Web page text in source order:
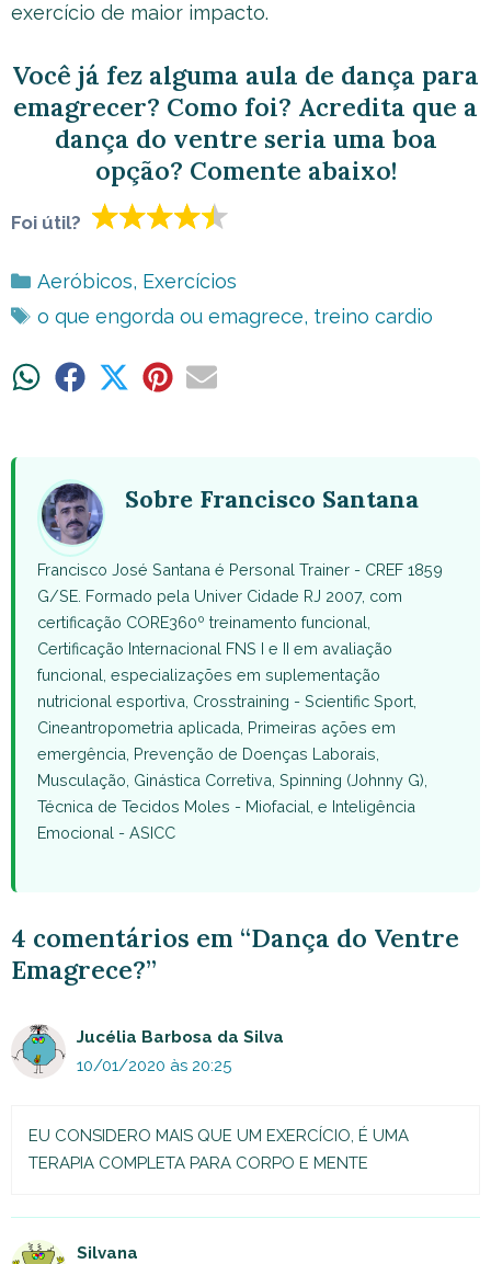
exercício de maior impacto.
Você já fez alguma aula de dança para
emagrecer? Como foi? Acredita que a
dança do ventre seria uma boa
opção? Comente abaixo!
Foi útil?
Categorias
Aeróbicos, Exercícios
Tags
o que engorda ou emagrece, treino cardio
ShareShare ShareShareShare
Sobre Francisco Santana
Francisco José Santana é Personal Trainer - CREF 1859
G/SE. Formado pela Univer Cidade RJ 2007, com
certificação CORE360º treinamento funcional,
Certificação Internacional FNS I e II em avaliação
funcional, especializações em suplementação
nutricional esportiva, Crosstraining - Scientific Sport,
Cineantropometria aplicada, Primeiras ações em
emergência, Prevenção de Doenças Laborais,
Musculação, Ginástica Corretiva, Spinning (Johnny G),
Técnica de Tecidos Moles - Miofacial, e Inteligência
Emocional - ASICC
4 comentários em “Dança do Ventre
Emagrece?”
Jucélia Barbosa da Silva
10/01/2020 às 20:25
EU CONSIDERO MAIS QUE UM EXERCÍCIO, É UMA
TERAPIA COMPLETA PARA CORPO E MENTE
Silvana